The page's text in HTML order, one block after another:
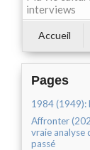
interviews
Accueil
Pages
1984 (1949):
Affronter
vraie analyse
passé